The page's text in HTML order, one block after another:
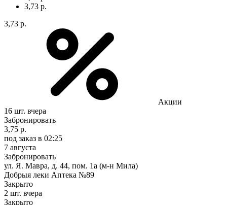
3,73 р.
3,73 р.
Акции
16 шт. вчера
Забронировать
3,75 р.
под заказ в 02:25
7 августа
Забронировать
ул. Я. Мавра, д. 44, пом. 1а (м-н Мила)
Добрыя леки Аптека №89
Закрыто
2 шт. вчера
Закрыто